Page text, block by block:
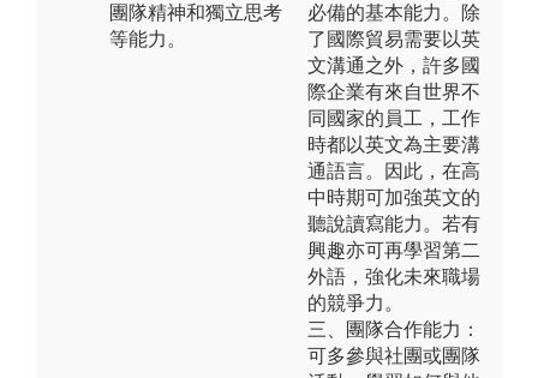
團隊精神和獨立思考
等能力。
必備的基本能力。除
了國際貿易需要以英
文溝通之外，許多國
際企業有來自世界不
同國家的員工，工作
時都以英文為主要溝
通語言。因此，在高
中時期可加強英文的
聽說讀寫能力。若有
興趣亦可再學習第二
外語，強化未來職場
的競爭力。
三、團隊合作能力：
可多參與社團或團隊